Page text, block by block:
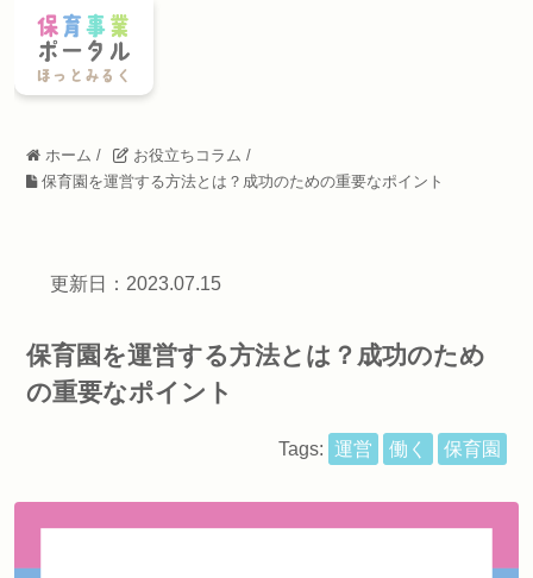
ホーム / お役立ちコラム /
保育園を運営する方法とは？成功のための重要なポイント
更新日：2023.07.15
保育園を運営する方法とは？成功のため
の重要なポイント
Tags: 運営 働く 保育園